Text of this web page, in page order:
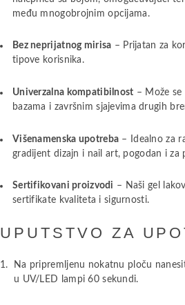
među mnogobrojnim opcijama.
Bez neprijatnog mirisa – Prijatan za
tipove korisnika.
Univerzalna kompatibilnost – Može
bazama i završnim sjajevima drugih
Višenamenska upotreba – Idealno za
gradijent dizajn i nail art, pogodan i za
Sertifikovani proizvodi – Naši gel
sertifikate kvaliteta i sigurnosti.
UPUTSTVO ZA
Na pripremljenu nokatnu ploču
u UV/LED lampi 60 sekundi.